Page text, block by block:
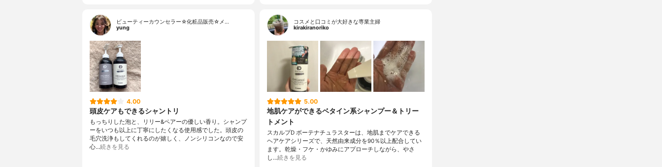
ビューティーカウンセラー☆化粧品販売☆メ…
yung
4.00
頭皮ケアもできるシャントリ
もっちりした泡と、リリー&ペアーの優しい香り。シャンプ
ーをいつも以上に丁寧にしたくなる使用感でした。頭皮の
毛穴洗浄もしてくれるのが嬉しく、ノンシリコンなので安
心…続きを見る
コスメと口コミが大好きな専業主婦
kirakiranoriko
5.00
地肌ケアができるベタイン系シャンプー＆トリー
トメント
スカルプD ボーテナチュラスターは、地肌までケアできる
ヘアケアシリーズで、天然由来成分を90％以上配合してい
ます。乾燥・フケ・かゆみにアプローチしながら、やさ
し…続きを見る